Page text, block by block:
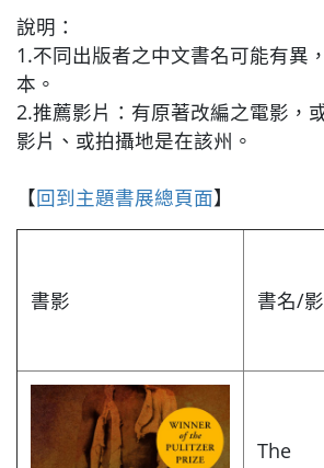
說明：
1.不同出版者之中文書名可能有異
本。
2.推薦影片：有原著改編之電影，
影片、或拍攝地是在該州。
【回到主題書展總頁面】
書影 書名/
The